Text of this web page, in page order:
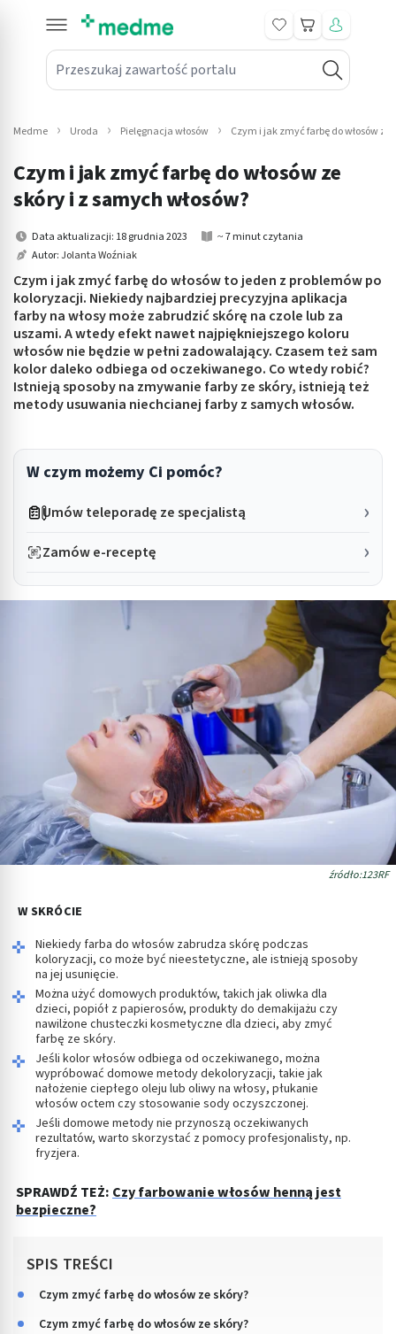
Przeszukaj zawartość portalu
Koszyk
submenu: Leki na receptę
submenu: Mama i dziecko
submenu: Kosmetyki
submenu: Higiena
submenu: Sprzęt medyczny
submenu: Intymne
submenu: Wellness
Medme Uroda Pielęgnacja włosów Czym i jak zmyć farbę do włosów ze
Czym i jak zmyć farbę do włosów ze
skóry i z samych włosów?
Data aktualizacji: 18 grudnia 2023
~ 7 minut czytania
Autor:Jolanta Woźniak
Czym i jak zmyć farbę do włosów to jeden z problemów po
koloryzacji. Niekiedy najbardziej precyzyjna aplikacja
farby na włosy może zabrudzić skórę na czole lub za
uszami. A wtedy efekt nawet najpiękniejszego koloru
włosów nie będzie w pełni zadowalający. Czasem też sam
kolor daleko odbiega od oczekiwanego. Co wtedy robić?
Istnieją sposoby na zmywanie farby ze skóry, istnieją też
metody usuwania niechcianej farby z samych włosów.
W czym możemy Ci pomóc?
Umów teleporadę ze specjalistą
Zamów e-receptę
źródło:123RF
W SKRÓCIE
Niekiedy farba do włosów zabrudza skórę podczas
koloryzacji, co może być nieestetyczne, ale istnieją sposoby
na jej usunięcie.
Można użyć domowych produktów, takich jak oliwka dla
dzieci, popiół z papierosów, produkty do demakijażu czy
nawilżone chusteczki kosmetyczne dla dzieci, aby zmyć
farbę ze skóry.
Jeśli kolor włosów odbiega od oczekiwanego, można
wypróbować domowe metody dekoloryzacji, takie jak
nałożenie ciepłego oleju lub oliwy na włosy, płukanie
włosów octem czy stosowanie sody oczyszczonej.
Jeśli domowe metody nie przynoszą oczekiwanych
rezultatów, warto skorzystać z pomocy profesjonalisty, np.
fryzjera.
SPRAWDŹ TEŻ: Czy farbowanie włosów henną jest
bezpieczne?
SPIS TREŚCI
Czym zmyć farbę do włosów ze skóry?
Czym zmyć farbę do włosów ze skóry?